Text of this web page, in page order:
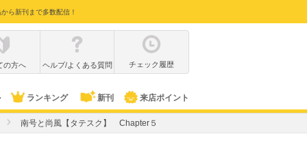
ら新刊まで多数配信！
の方へ ヘルプ/よくある質問 チェック履歴
ランキング 新刊 来店ポイント
南号と尚風【タテスク】 Chapter５